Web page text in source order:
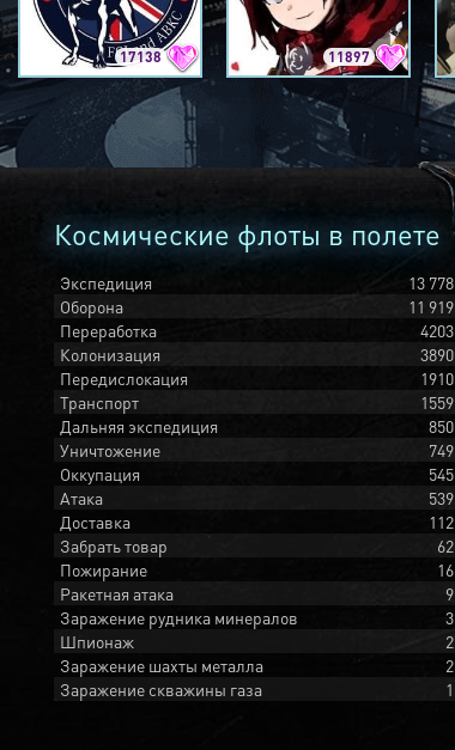
17138 11897
Космические флоты в полете
Экспедиция
13 778
Оборона
11 919
Переработка
4203
Колонизация
3890
Передислокация
1910
Транспорт
1559
Дальняя экспедиция
850
Уничтожение
749
Оккупация
545
Атака
539
Доставка
112
Забрать товар
62
Пожирание
16
Ракетная атака
9
Заражение рудника минералов
3
Шпионаж
2
Заражение шахты металла
2
Заражение скважины газа
1